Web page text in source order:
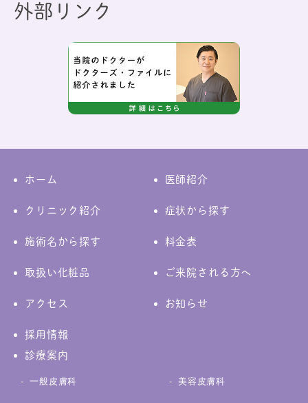
外部リンク
ホーム 医師紹介
クリニック紹介 症状から探す
施術名から探す 料金表
取扱い化粧品 ご来院される方へ
アクセス お知らせ
採用情報
診療案内
一般皮膚科 美容皮膚科